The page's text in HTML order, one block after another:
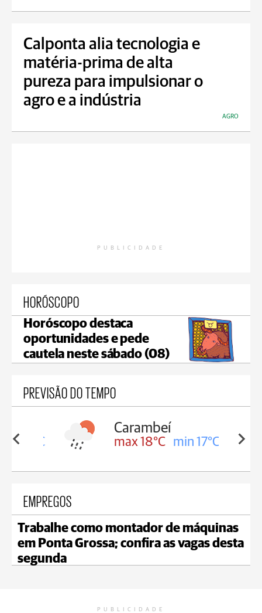
Calponta alia tecnologia e
matéria-prima de alta
pureza para impulsionar o
agro e a indústria
AGRO
PUBLICIDADE
HORÓSCOPO
Horóscopo destaca
oportunidades e pede
cautela neste sábado (08)
PREVISÃO DO TEMPO
18°C
Carambeí
max 18°C min 17°C
EMPREGOS
Trabalhe como montador de máquinas
em Ponta Grossa; confira as vagas desta
segunda
PUBLICIDADE